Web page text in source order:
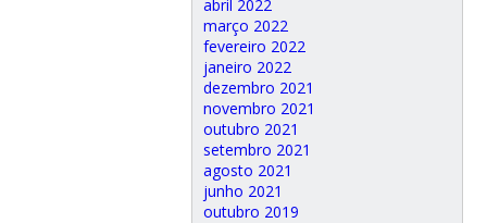
abril 2022
março 2022
fevereiro 2022
janeiro 2022
dezembro 2021
novembro 2021
outubro 2021
setembro 2021
agosto 2021
junho 2021
outubro 2019